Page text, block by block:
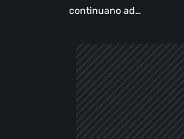
continuano ad…